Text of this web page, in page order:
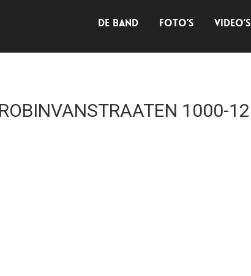
DE BAND FOTO’S VIDEO’S
1000-12